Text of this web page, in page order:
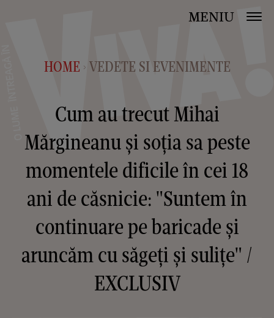
MENIU
HOME > VEDETE SI EVENIMENTE
Cum au trecut Mihai
Mărgineanu și soția sa peste
momentele dificile în cei 18
ani de căsnicie: "Suntem în
continuare pe baricade și
aruncăm cu săgeți și sulițe" /
EXCLUSIV